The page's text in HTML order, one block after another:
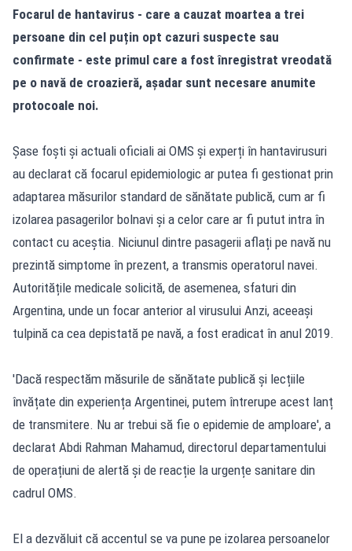
Focarul de hantavirus - care a cauzat moartea a trei
persoane din cel puțin opt cazuri suspecte sau
confirmate - este primul care a fost înregistrat vreodată
pe o navă de croazieră, așadar sunt necesare anumite
protocoale noi.
Șase foști și actuali oficiali ai OMS și experți în hantavirusuri
au declarat că focarul epidemiologic ar putea fi gestionat prin
adaptarea măsurilor standard de sănătate publică, cum ar fi
izolarea pasagerilor bolnavi și a celor care ar fi putut intra în
contact cu aceștia. Niciunul dintre pasagerii aflați pe navă nu
prezintă simptome în prezent, a transmis operatorul navei.
Autoritățile medicale solicită, de asemenea, sfaturi din
Argentina, unde un focar anterior al virusului Anzi, aceeași
tulpină ca cea depistată pe navă, a fost eradicat în anul 2019.
'Dacă respectăm măsurile de sănătate publică și lecțiile
învățate din experiența Argentinei, putem întrerupe acest lanț
de transmitere. Nu ar trebui să fie o epidemie de amploare', a
declarat Abdi Rahman Mahamud, directorul departamentului
de operațiuni de alertă și de reacție la urgențe sanitare din
cadrul OMS.
El a dezvăluit că accentul se va pune pe izolarea persoanelor